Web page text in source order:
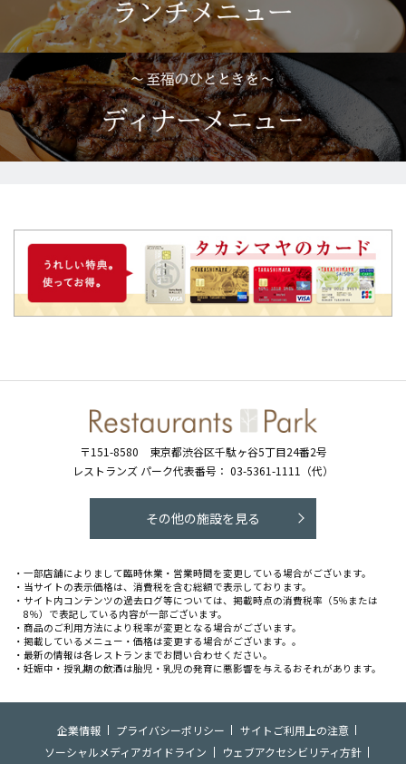
〒151-8580 東京都渋谷区千駄ヶ谷5丁目24番2号
レストランズ パーク代表番号： 03-5361-1111（代）
その他の施設を見る
・一部店舗によりまして臨時休業・営業時間を変更している場合がございます。
・当サイトの表示価格は、消費税を含む総額で表示しております。
・サイト内コンテンツの過去ログ等については、掲載時点の消費税率（5％または
8％）で表記している内容が一部ございます。
・商品のご利用方法により税率が変更となる場合がございます。
・掲載しているメニュー・価格は変更する場合がございます。。
・最新の情報は各レストランまでお問い合わせください。
・妊娠中・授乳期の飲酒は胎児・乳児の発育に悪影響を与えるおそれがあります。
企業情報 プライバシーポリシー
サイトご利用上の注意
ソーシャルメディアガイドライン
ウェブアクセシビリティ方針